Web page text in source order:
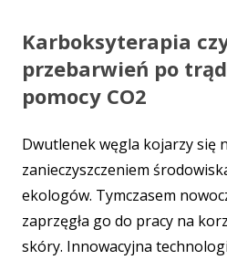
Karboksyterapia
przebarwień po
pomocy CO2
Dwutlenek węgla kojarzy się
zanieczyszczeniem
ekologów. Tymczasem
zaprzęgła go do pracy na
skóry. Innowacyjna